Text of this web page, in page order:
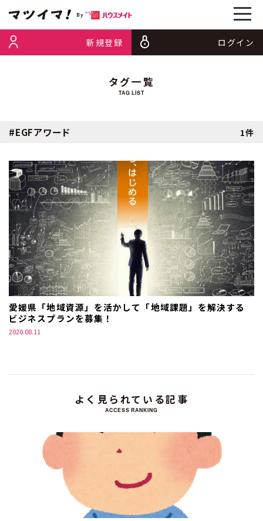
新規登録 ログイン
タグ一覧
TAG LIST
#EGFアワード 1件
愛媛県「地域資源」を活かして「地域課題」を解決する
ビジネスプランを募集！
2020.08.11
よく見られている記事
ACCESS RANKING